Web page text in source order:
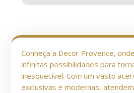
Conheça a Decor Provence,
infinitas possibilidades para
inesquecível. Com um vasto
exclusivas e modernas,